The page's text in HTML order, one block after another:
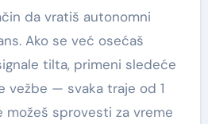
da vratiš autonomni
Ako se već osećaš
tilta, primeni sledeće
vežbe — svaka traje od 1
možeš sprovesti za vreme